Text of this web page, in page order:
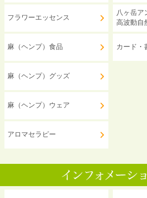
フラワーエッセンス
麻（ヘンプ）食品
麻（ヘンプ）グッズ
麻（ヘンプ）ウェア
アロマセラピー
八ヶ岳ア
高波動自
カード・